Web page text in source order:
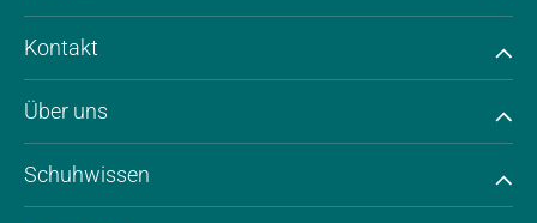
Kontakt
Über uns
Schuhwissen